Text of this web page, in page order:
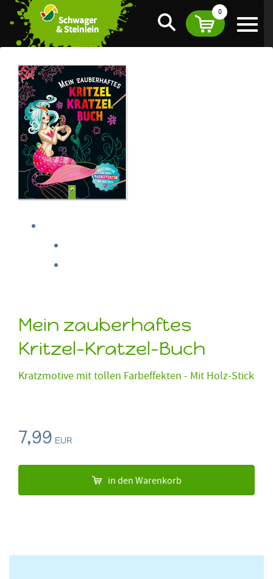
0
Mein zauberhaftes
Kritzel-Kratzel-Buch
Kratzmotive mit tollen Farbeffekten - Mit Holz-Stick
7,99 EUR
in den Warenkorb